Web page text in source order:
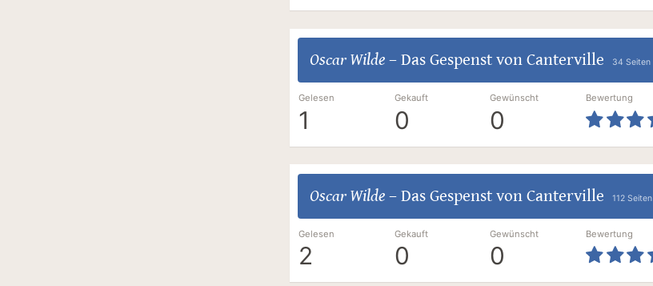
Oscar Wilde– Das Gespenst von Canterville 34 Seiten
Gelesen
1
Gekauft
0
Gewünscht
0
Bewertung
Oscar Wilde– Das Gespenst von Canterville 112 Seiten
Gelesen
2
Gekauft
0
Gewünscht
0
Bewertung